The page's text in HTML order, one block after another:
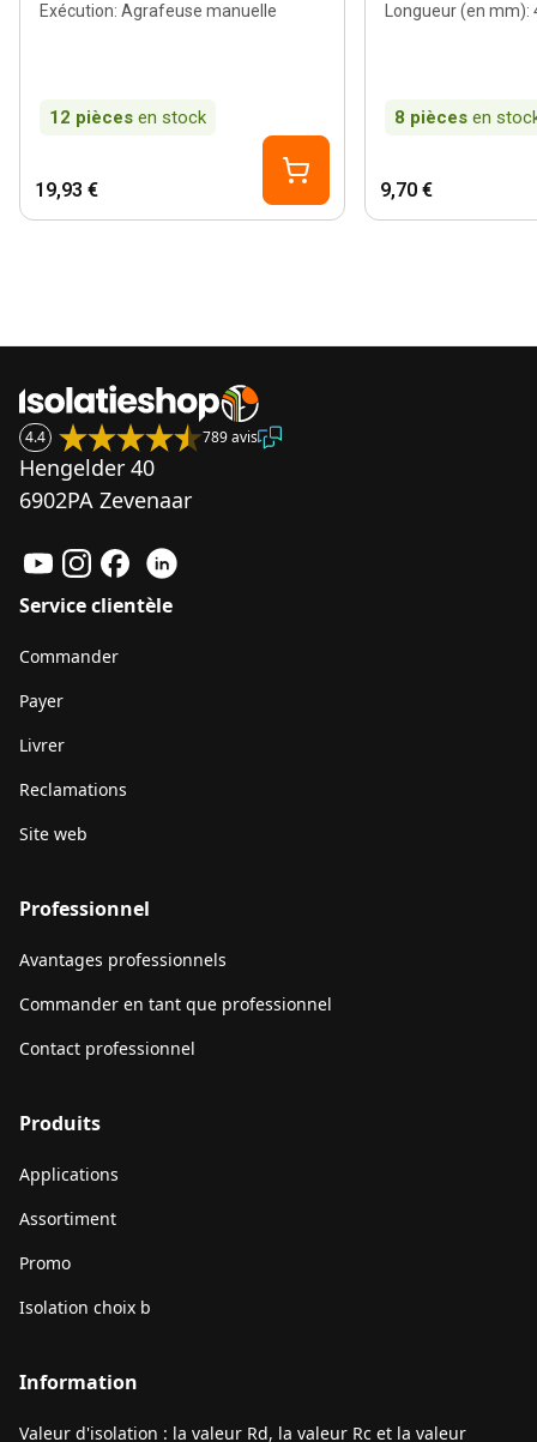
Exécution: Agrafeuse manuelle
12 pièces en stock
19,93 €
Longueur (en mm):
8 pièces en
9,70 €
4.4 789 avis
Hengelder 40
6902PA Zevenaar
Service clientèle
Commander
Payer
Livrer
Reclamations
Site web
Professionnel
Avantages professionnels
Commander en tant que professionnel
Contact professionnel
Produits
Applications
Assortiment
Promo
Isolation choix b
Information
Valeur d'isolation : la valeur Rd, la valeur Rc et la valeur